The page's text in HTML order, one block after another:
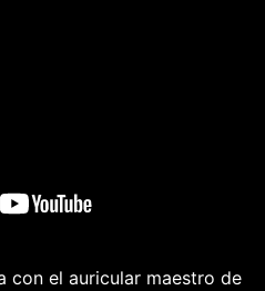
con el auricular maestro de